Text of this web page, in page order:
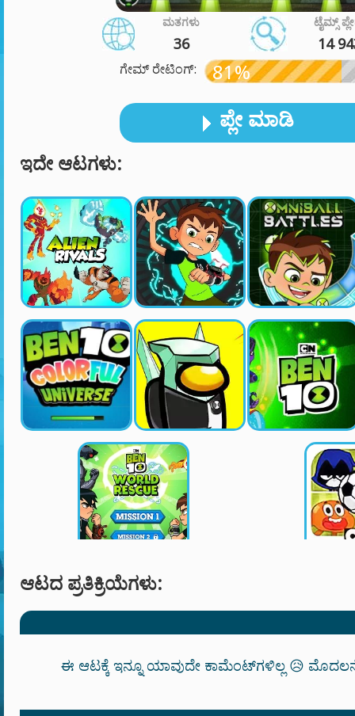
ಮತಗಳು
36
ಟೈಮ್ಸ್
14
ಗೇಮ್ ರೇಟಿಂಗ್: 81%
ಪ್ಲೇ ಮಾಡಿ
ಇದೇ ಆಟಗಳು:
ಆಟದ ಪ್ರತಿಕ್ರಿಯೆಗಳು:
ಈ ಆಟಕ್ಕೆ ಇನ್ನೂ ಯಾವುದೇ ಕಾಮೆಂಟ್‌ಗಳಿಲ್ಲ 😥